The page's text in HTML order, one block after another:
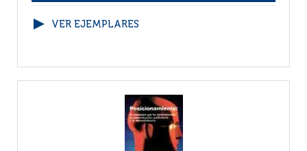
VER EJEMPLARES